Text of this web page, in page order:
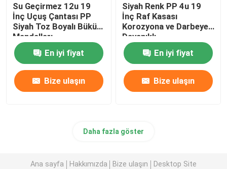
Su Geçirmez 12u 19
İnç Uçuş Çantası PP
Siyah Toz Boyalı Büküm
Mandalları
En iyi fiyat
Bize ulaşın
Siyah Renk PP 4u 19
İnç Raf Kasası
Korozyona ve Darbeye
Dayanıklı
En iyi fiyat
Bize ulaşın
Daha fazla göster
Ana sayfa Hakkımızda Bize ulaşın Desktop Site